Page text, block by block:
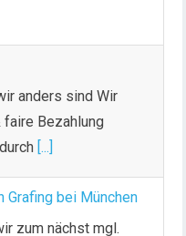
anders sind Wir
faire Bezahlung
[...]
bei München
zum nächst mgl.